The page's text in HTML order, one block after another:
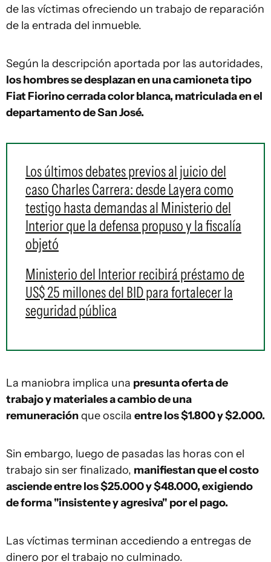
de las víctimas ofreciendo un trabajo de reparación
de la entrada del inmueble.
Según la descripción aportada por las autoridades,
los hombres se desplazan en una camioneta tipo
Fiat Fiorino cerrada color blanca, matriculada en el
departamento de San José.
Los últimos debates previos al juicio del
caso Charles Carrera: desde Layera como
testigo hasta demandas al Ministerio del
Interior que la defensa propuso y la fiscalía
objetó
Ministerio del Interior recibirá préstamo de
US$ 25 millones del BID para fortalecer la
seguridad pública
La maniobra implica una presunta oferta de
trabajo y materiales a cambio de una
remuneraciónque oscila entre los $1.800 y $2.000.
Sin embargo, luego de pasadas las horas con el
trabajo sin ser finalizado, manifiestan que el costo
asciende entre los $25.000 y $48.000, exigiendo
de forma "insistente y agresiva" por el pago.
Las víctimas terminan accediendo a entregas de
dinero por el trabajo no culminado.